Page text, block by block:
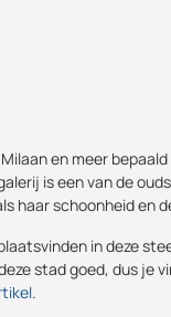
en meer
is een van de
haar schoonheid en
in deze
stad goed, dus je
.